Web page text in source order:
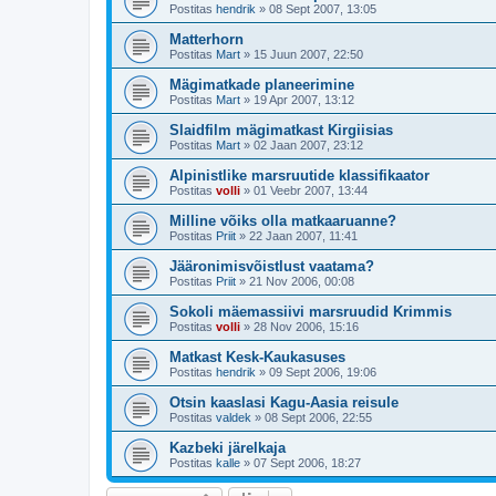
Postitas hendrik » 08 Sept 2007, 13:05
Matterhorn
Postitas Mart » 15 Juun 2007, 22:50
Mägimatkade planeerimine
Postitas Mart » 19 Apr 2007, 13:12
Slaidfilm mägimatkast Kirgiisias
Postitas Mart » 02 Jaan 2007, 23:12
Alpinistlike marsruutide klassifikaator
Postitas volli » 01 Veebr 2007, 13:44
Milline võiks olla matkaaruanne?
Postitas Priit » 22 Jaan 2007, 11:41
Jääronimisvõistlust vaatama?
Postitas Priit » 21 Nov 2006, 00:08
Sokoli mäemassiivi marsruudid Krimmis
Postitas volli » 28 Nov 2006, 15:16
Matkast Kesk-Kaukasuses
Postitas hendrik » 09 Sept 2006, 19:06
Otsin kaaslasi Kagu-Aasia reisule
Postitas valdek » 08 Sept 2006, 22:55
Kazbeki järelkaja
Postitas kalle » 07 Sept 2006, 18:27